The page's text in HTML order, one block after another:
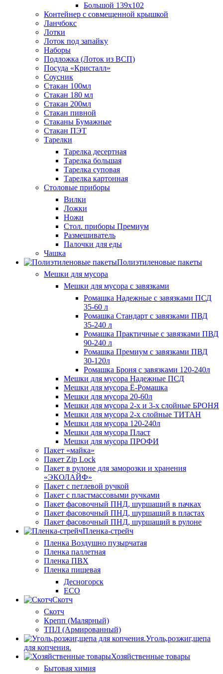
Большой 139х102
Контейнер с совмещенной крышкой
Ланчбокс
Лотки
Лоток под запайку
Наборы
Подложка (Лоток из ВСП)
Посуда «Кристалл»
Соусник
Стакан 100мл
Стакан 180 мл
Стакан 200мл
Стакан пивной
Стаканы Бумажные
Стакан ПЭТ
Тарелки
Тарелка десертная
Тарелка большая
Тарелка суповая
Тарелка картонная
Столовые приборы
Вилки
Ложки
Ножи
Стол. приборы Премиум
Размешиватель
Палочки для еды
Чашка
Полиэтиленовые пакеты
Мешки для мусора
Мешки для мусора с завязками
Ромашка Надежные с завязками ПСД
35-60 л
Ромашка Стандарт с завязками ПВД
35-240 л
Ромашка Практичные с завязками ПВД
90-240 л
Ромашка Премиум с завязками ПВД
30-120л
Ромашка Броня с завязками 120-240л
Мешки для мусора Надежные ПСД
Мешки для мусора Ё-Ромашка
Мешки для мусора 20-60л
Мешки для мусора 2-х и 3-х слойные БРОНЯ
Мешки для мусора 2-х слойные ТИТАН
Мешки для мусора 120-240л
Мешки для мусора Пласт
Мешки для мусора ПРОФИ
Пакет «майка»
Пакет Zip Lock
Пакет в рулоне для заморозки и хранения
«ЭКОЛАЙФ»
Пакет с петлевой ручкой
Пакет с пластмассовыми ручками
Пакет фасовочный ПНД, шуршащий в пачках
Пакет фасовочный ПНД, шуршащий в пластах
Пакет фасовочный ПНД, шуршащий в рулоне
Пленка-стрейч
Пленка Воздушно пузырчатая
Пленка паллетная
Пленка ПВХ
Пленка пищевая
Десногорск
ECO
Скотч
Скотч
Крепп (Малярный)
ТПЛ (Армированный)
Уголь,розжиг,щепа
для копчения.
Хозяйственные товары
Бытовая химия